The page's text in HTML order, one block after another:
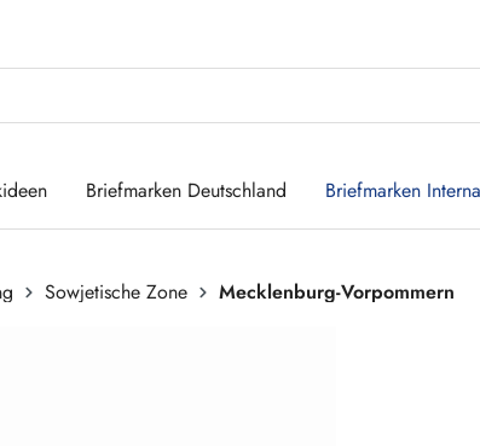
Briefmarken Deutschland Briefmarken
Sowjetische Zone
Mecklenburg-Vorpommern